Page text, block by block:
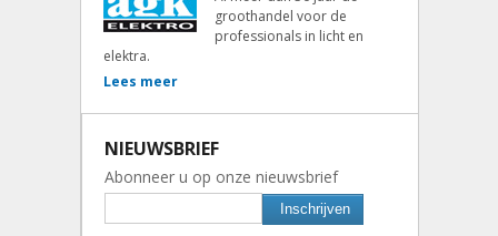
groothandel voor de
professionals in licht en
elektra.
Lees meer
NIEUWSBRIEF
Abonneer u op onze nieuwsbrief
Inschrijven